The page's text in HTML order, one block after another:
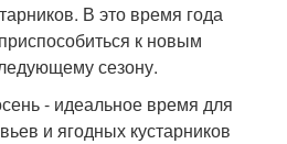
В это время года
к новым
сезону.
- идеальное время для
и ягодных кустарников